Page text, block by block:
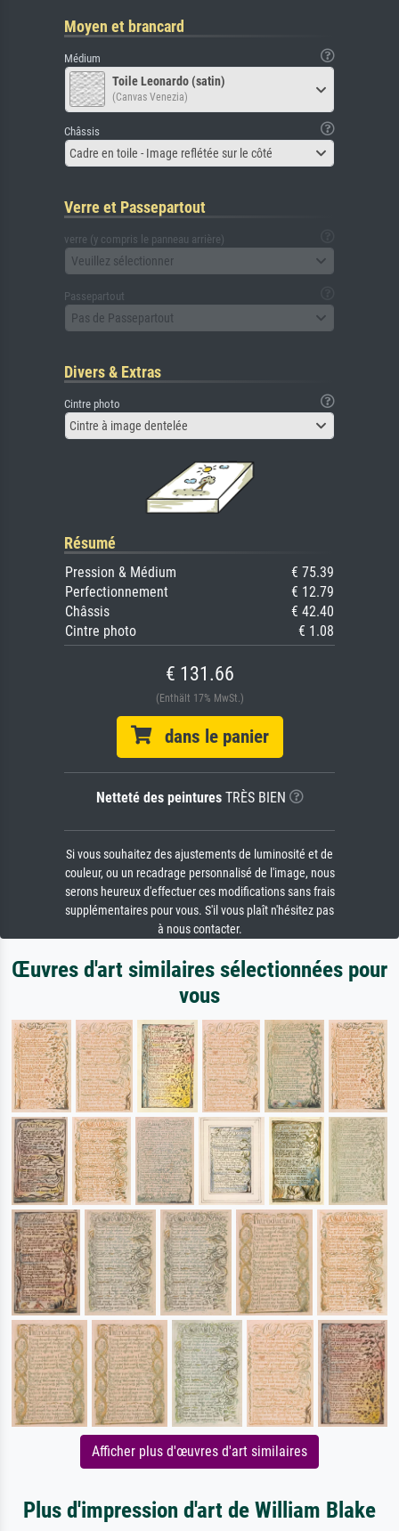
Moyen et brancard
Médium
Toile Leonardo (satin)
(Canvas Venezia)
Châssis
Cadre en toile - Image reflétée sur le côté
Verre et Passepartout
verre (y compris le panneau arrière)
Veuillez sélectionner
Passepartout
Pas de Passepartout
Divers & Extras
Cintre photo
Cintre à image dentelée
Résumé
Pression & Médium
€ 75.39
Perfectionnement
€ 12.79
Châssis
€ 42.40
Cintre photo
€ 1.08
€ 131.66
(Enthält 17% MwSt.)
dans le panier
Netteté des peinturesTRÈS BIEN
Si vous souhaitez des ajustements de luminosité et de
couleur, ou un recadrage personnalisé de l'image, nous
serons heureux d'effectuer ces modifications sans frais
supplémentaires pour vous. S'il vous plaît n'hésitez pas
à nous contacter.
Œuvres d'art similaires sélectionnées pour
vous
Afficher plus d'œuvres d'art similaires
Plus d'impression d'art de William Blake